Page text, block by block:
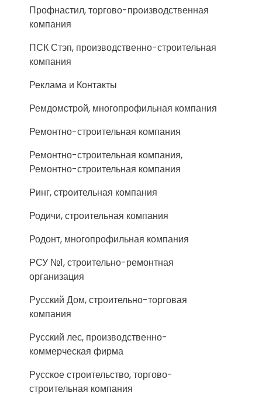
Профнастил, торгово-производственная
компания
ПСК Стэп, производственно-строительная
компания
Реклама и Контакты
Ремдомстрой, многопрофильная компания
Ремонтно-строительная компания
Ремонтно-строительная компания,
Ремонтно-строительная компания
Ринг, строительная компания
Родичи, строительная компания
Родонт, многопрофильная компания
РСУ №1, строительно-ремонтная
организация
Русский Дом, строительно-торговая
компания
Русский лес, производственно-
коммерческая фирма
Русское строительство, торгово-
строительная компания